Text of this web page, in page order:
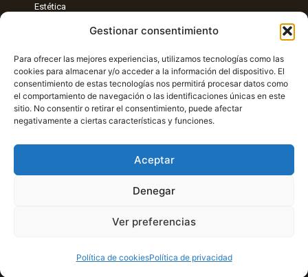
Gestionar consentimiento
Para ofrecer las mejores experiencias, utilizamos tecnologías como las
cookies para almacenar y/o acceder a la información del dispositivo. El
consentimiento de estas tecnologías nos permitirá procesar datos como
el comportamiento de navegación o las identificaciones únicas en este
sitio. No consentir o retirar el consentimiento, puede afectar
negativamente a ciertas características y funciones.
Aceptar
Denegar
Ver preferencias
Política de cookiesPolítica de privacidad
Estética
Entrenamiento Personal
Radiología intervencionista
Nutrición
Entrenamiento funcional
con 🧡